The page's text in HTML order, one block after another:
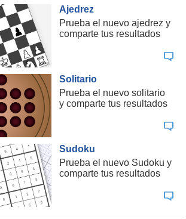
Ajedrez
Prueba el nuevo ajedrez y
comparte tus resultados
Solitario
Prueba el nuevo solitario
y comparte tus resultados
Sudoku
Prueba el nuevo Sudoku y
comparte tus resultados